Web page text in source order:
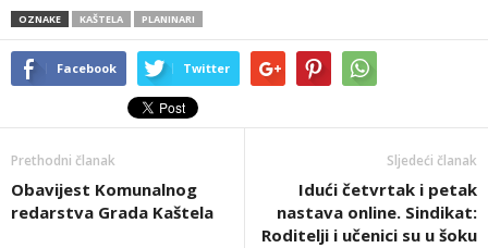
OZNAKE KAŠTELA PLANINARI
Facebook Twitter
Prethodni članak
Obavijest Komunalnog
redarstva Grada Kaštela
Sljedeći članak
Idući četvrtak i petak
nastava online. Sindikat:
Roditelji i učenici su u šoku